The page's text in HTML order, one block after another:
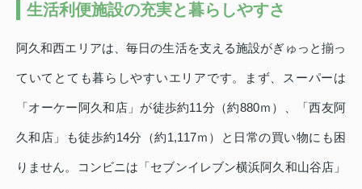
生活利便施設の充実と暮らしやすさ
阿久和西エリアは、毎日の生活を支える施設がぎゅっと揃っ
ていてとても暮らしやすいエリアです。まず、スーパーは
「オーケー阿久和店」が徒歩約11分（約880ｍ）、「西友阿
久和店」も徒歩約14分（約1,117ｍ）と日常の買い物にも困
りません。コンビニは「セブンイレブン横浜阿久和山谷店」